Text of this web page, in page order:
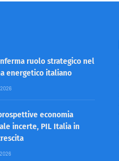
ruolo strategico nel
energetico italiano
economia
incerte, PIL Italia in